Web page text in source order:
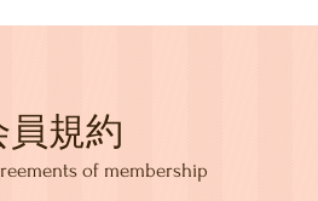
員規約
of membership